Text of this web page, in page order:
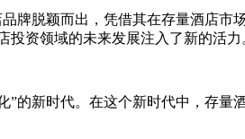
脱颖而出，凭借其在存量酒店市
资领域的未来发展注入了新的活力
新时代。在这个新时代中，存量